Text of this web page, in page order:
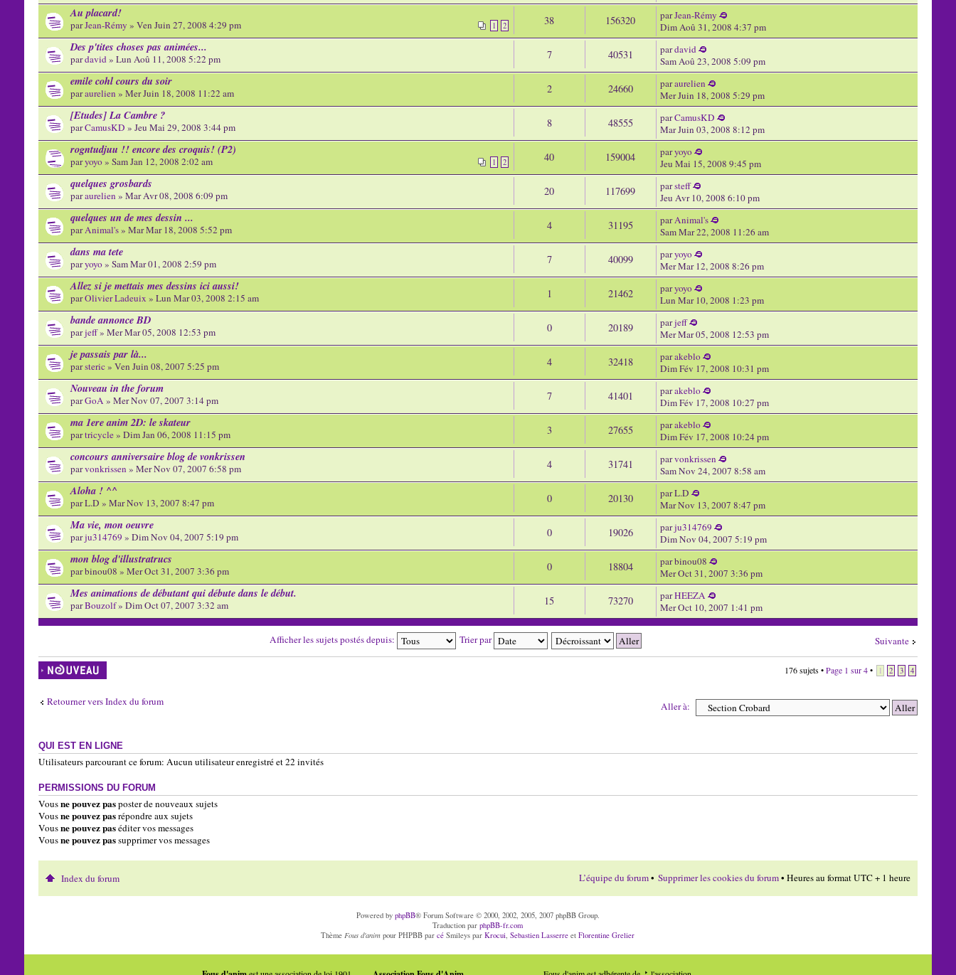
Au placard!
1 2
parJean-Rémy » Ven Juin 27, 2008 4:29 pm 38 156320 parJean-Rémy
Dim Aoû 31, 2008 4:37 pm
Des p'tites choses pas animées...
pardavid» Lun Aoû 11, 2008 5:22 pm 7 40531 pardavid
Sam Aoû 23, 2008 5:09 pm
emile cohl cours du soir
paraurelien » Mer Juin 18, 2008 11:22 am 2 24660 paraurelien
Mer Juin 18, 2008 5:29 pm
[Etudes] La Cambre ?
parCamusKD » Jeu Mai 29, 2008 3:44 pm 8 48555 parCamusKD
Mar Juin 03, 2008 8:12 pm
rogntudjuu !! encore des croquis! (P2)
1 2
paryoyo» Sam Jan 12, 2008 2:02 am 40 159004 paryoyo
Jeu Mai 15, 2008 9:45 pm
quelques grosbards
paraurelien » Mar Avr 08, 2008 6:09 pm 20 117699 parsteff
Jeu Avr 10, 2008 6:10 pm
quelques un de mes dessin ...
parAnimal's» Mar Mar 18, 2008 5:52 pm 4 31195 parAnimal's
Sam Mar 22, 2008 11:26 am
dans ma tete
paryoyo» Sam Mar 01, 2008 2:59 pm 7 40099 paryoyo
Mer Mar 12, 2008 8:26 pm
Allez si je mettais mes dessins ici aussi!
parOlivier Ladeuix » Lun Mar 03, 2008 2:15 am 1 21462 paryoyo
Lun Mar 10, 2008 1:23 pm
bande annonce BD
parjeff» Mer Mar 05, 2008 12:53 pm 0 20189 parjeff
Mer Mar 05, 2008 12:53 pm
je passais par là...
parsteric» Ven Juin 08, 2007 5:25 pm 4 32418 parakeblo
Dim Fév 17, 2008 10:31 pm
Nouveau in the forum
parGoA » Mer Nov 07, 2007 3:14 pm 7 41401 parakeblo
Dim Fév 17, 2008 10:27 pm
ma 1ere anim 2D: le skateur
partricycle» Dim Jan 06, 2008 11:15 pm 3 27655 parakeblo
Dim Fév 17, 2008 10:24 pm
concours anniversaire blog de vonkrissen
parvonkrissen » Mer Nov 07, 2007 6:58 pm 4 31741 parvonkrissen
Sam Nov 24, 2007 8:58 am
Aloha ! ^^
par L.D » Mar Nov 13, 2007 8:47 pm 0 20130
par L.D
Mar Nov 13, 2007 8:47 pm
Ma vie, mon oeuvre
parju314769 » Dim Nov 04, 2007 5:19 pm 0 19026 parju314769
Dim Nov 04, 2007 5:19 pm
mon blog d'illustratrucs
par binou08 » Mer Oct 31, 2007 3:36 pm 0 18804
par binou08
Mer Oct 31, 2007 3:36 pm
Mes animations de débutant qui débute dans le début.
parBouzolf» Dim Oct 07, 2007 3:32 am 15 73270 parHEEZA
Mer Oct 10, 2007 1:41 pm
Suivante
Afficher les sujets postés depuis: Trier par
Écrire un nouveau
sujet
176 sujets •Page 1 sur4• 1 2 3 4
Retourner vers Index du forum Aller à:
QUI EST EN LIGNE
Utilisateurs parcourant ce forum: Aucun utilisateur enregistré et 22 invités
PERMISSIONS DU FORUM
Vousne pouvez pasposter de nouveaux sujets
Vousne pouvez pasrépondre aux sujets
Vousne pouvez paséditer vos messages
Vousne pouvez passupprimer vos messages
Index du forum L’équipe du forum• Supprimer les cookies du forum• Heures au format UTC + 1 heure
Powered by phpBB® Forum Software © 2000, 2002, 2005, 2007 phpBB Group.
Traduction parphpBB-fr.com
Thème Fous d'anim pour PHPBB parcé Smileys parKrocui ,Sebastien Lasserre etFlorentine Grelier